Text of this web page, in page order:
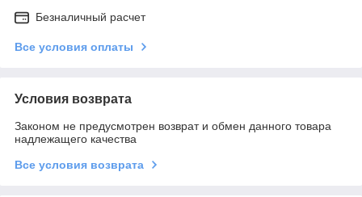
Безналичный расчет
Все условия оплаты
Условия возврата
Законом не предусмотрен возврат и обмен данного товара
надлежащего качества
Все условия возврата